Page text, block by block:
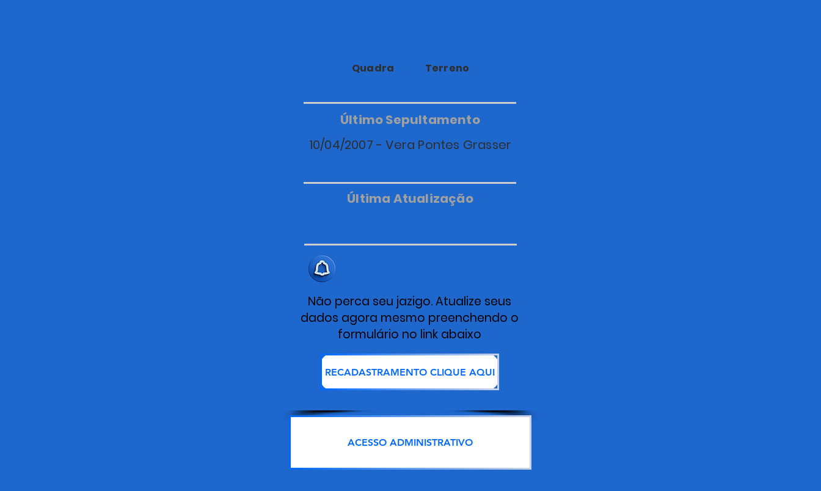
Quadra Terreno
Último Sepultamento
10/04/2007 - Vera Pontes Grasser
Última Atualização
Não perca seu jazigo. Atualize seus
dados agora mesmo preenchendo o
formulário no link abaixo
RECADASTRAMENTO CLIQUE AQUI
ACESSO ADMINISTRATIVO